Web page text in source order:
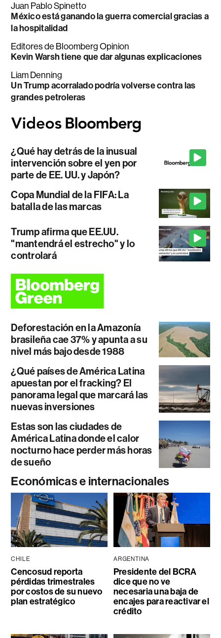
Juan Pablo Spinetto
México está ganando la guerra comercial gracias a
la hospitalidad
Editores de Bloomberg Opinion
Kevin Warsh tiene que dar algunas explicaciones
Liam Denning
Un Trump acorralado podría volverse contra las
grandes petroleras
¿Qué hay detrás de la inusual
intervención sobre el yen por
parte de EE. UU. y Japón?
Copa Mundial de la FIFA: La
batalla de las marcas
Trump afirma que EE.UU.
"mantendrá el estrecho" y lo
controlará
Deforestación en la Amazonía
brasileña cae 37% y apunta a su
nivel más bajo desde 1988
¿Qué países de América Latina
apuestan por el fracking? El
panorama legal que marcará las
nuevas inversiones
Estas son las ciudades de
América Latina donde el calor
nocturno hace perder más horas
de sueño
Económicas e internacionales
CHILE
Cencosud reporta
pérdidas trimestrales
por costos de su nuevo
plan estratégico
ARGENTINA
Presidente del BCRA
dice que no ve
necesaria una baja de
encajes para reactivar el
crédito